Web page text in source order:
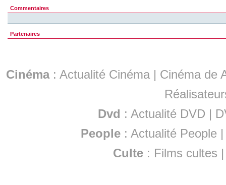
Commentaires
Partenaires
Cinéma: Actualité Cinéma | Cinéma de
Dvd : Actualité DVD |
People :Actualité People
Culte : Films cultes